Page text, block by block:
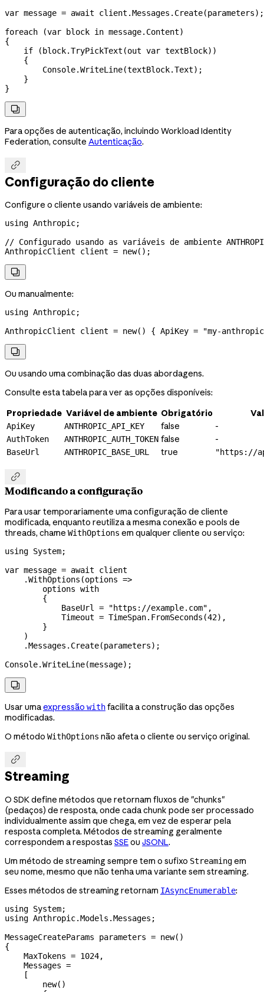
var message = await client .Messages . Create(parameters);
foreach (var block in message. Content)
{
    if
( block.TryPickText (out var textBlock))
    {
        Console
.WriteLine(textBlock.Text);
    }
}

Para opções de autenticação, incluindo Workload Identity
Federation, consulte Autenticação.

Configuração do cliente
Configure o cliente usando variáveis de ambiente:
using Anthropic;
// Configurado usando as variáveis de ambiente
AnthropicClient client = new();

Ou manualmente:
using Anthropic;
AnthropicClient client = new() { ApiKey = "my-

Ou usando uma combinação das duas abordagens.
Consulte esta tabela para ver as opções disponíveis:
Propriedade Variável de ambiente Obrigatório
ApiKey ANTHROPIC_API_KEY false -
AuthToken ANTHROPIC_AUTH_TOKEN false -
BaseUrl ANTHROPIC_BASE_URL true "https://

Modificando a configuração
Para usar temporariamente uma configuração de cliente
modificada, enquanto reutiliza a mesma conexão e pools de
threads, chame WithOptions em qualquer cliente ou serviço:
using System;
var message = await client
    .
WithOptions (options =>
        options
with
        {
            BaseUrl
= "https://example.com" ,
            Timeout
= TimeSpan. FromSeconds (42),
        }
    )
    .
Messages . Create(parameters);
Console.WriteLine(message);

Usar umaexpressão withfacilita a construção das opções
modificadas.
O método WithOptions não afeta o cliente ou serviço original.

Streaming
O SDK define métodos que retornam fluxos de "chunks"
(pedaços) de resposta, onde cada chunk pode ser processado
individualmente assim que chega, em vez de esperar pela
resposta completa. Métodos de streaming geralmente
correspondem a respostas SSEou JSONL.
Um método de streaming sempre tem o sufixo Streamingem
seu nome, mesmo que não tenha uma variante sem streaming.
Esses métodos de streaming retornam IAsyncEnumerable:
using System;
using Anthropic.Models .Messages ;
MessageCreateParams parameters = new()
{
    MaxTokens
= 1024,
    Messages
=
    [
        new
()